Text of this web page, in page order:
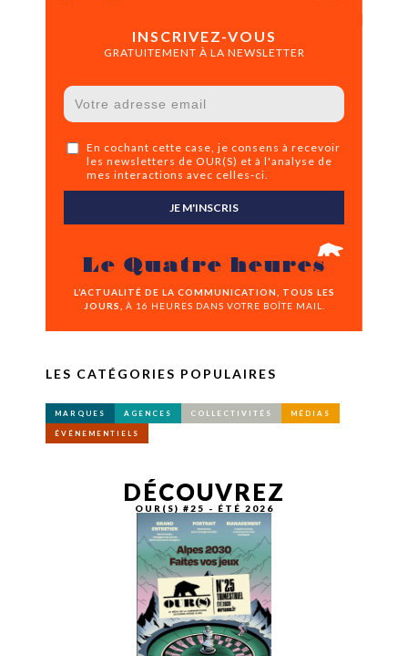
INSCRIVEZ-VOUS
GRATUITEMENT À LA NEWSLETTER
En cochant cette case, je consens à recevoir
les newsletters de OUR(S) et à l'analyse de
mes interactions avec celles-ci.
JE M'INSCRIS
Le Quatre heures
L’ACTUALITÉ DE LA COMMUNICATION, TOUS LES
JOURS,
À 16 HEURES DANS VOTRE BOÎTE MAIL.
LES CATÉGORIES POPULAIRES
MARQUES AGENCES COLLECTIVITÉS MÉDIAS
ÉVÉNEMENTIELS
DÉCOUVREZ
OUR(S) #25 - ÉTÉ 2026